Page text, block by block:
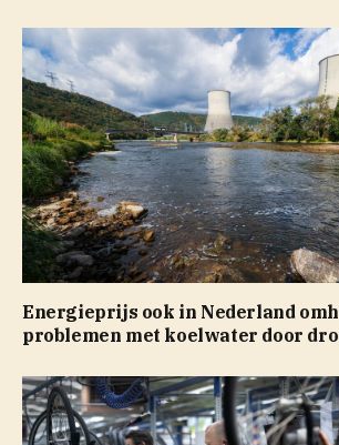
Energieprijs ook in Nederland
problemen met koelwater door